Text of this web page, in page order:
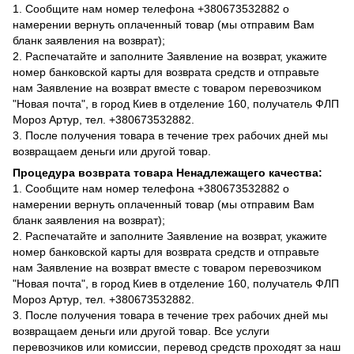
1. Сообщите нам номер телефона +380673532882 о
намерении вернуть оплаченный товар (мы отправим Вам
бланк заявления на возврат);
2. Распечатайте и заполните Заявление на возврат, укажите
номер банковской карты для возврата средств и отправьте
нам Заявление на возврат вместе с товаром перевозчиком
"Новая почта", в город Киев в отделение 160, получатель ФЛП
Мороз Артур, тел. +380673532882.
3. После получения товара в течение трех рабочих дней мы
возвращаем деньги или другой товар.
Процедура возврата товара Ненадлежащего качества:
1. Сообщите нам номер телефона +380673532882 о
намерении вернуть оплаченный товар (мы отправим Вам
бланк заявления на возврат);
2. Распечатайте и заполните Заявление на возврат, укажите
номер банковской карты для возврата средств и отправьте
нам Заявление на возврат вместе с товаром перевозчиком
"Новая почта", в город Киев в отделение 160, получатель ФЛП
Мороз Артур, тел. +380673532882.
3. После получения товара в течение трех рабочих дней мы
возвращаем деньги или другой товар. Все услуги
перевозчиков или комиссии, перевод средств проходят за наш